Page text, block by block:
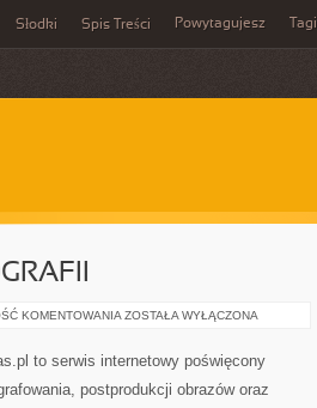
Słodki Spis Treści Powytagujesz Tagi
KOMENTOWANIA ZAWÓD
FOTOGRAFII
ZOSTAŁA WYŁĄCZONA
to serwis internetowy poświęcony
postprodukcji obrazów oraz